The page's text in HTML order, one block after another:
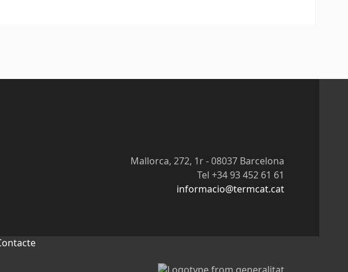
Mallorca, 272, 1r - 08037 Barcelona
Tel +34 93 452 61 61
informacio@termcat.cat